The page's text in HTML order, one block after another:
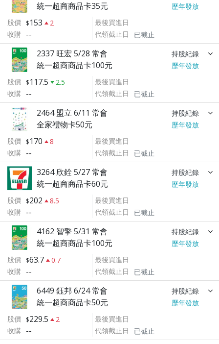
統一超商商品卡35元
歷年發放
股價
153
2
收購 --
最後買進日
代領截止日
已截止
2337 旺宏 5/28 常會 持股紀錄
統一超商商品卡100元
歷年發放
股價
117.5
2.5
收購 --
最後買進日
代領截止日
已截止
2464 盟立 6/11 常會 持股紀錄
全家禮物卡50元
歷年發放
股價
170
8
收購 --
最後買進日
代領截止日
已截止
3264 欣銓 5/27 常會 持股紀錄
統一超商商品卡60元
歷年發放
股價
202
8.5
收購 --
最後買進日
代領截止日
已截止
4162 智擎 5/31 常會 持股紀錄
統一超商商品卡100元
歷年發放
股價
63.7
0.7
收購 --
最後買進日
代領截止日
已截止
6449 鈺邦 6/24 常會 持股紀錄
統一超商商品卡50元
歷年發放
股價
229.5
2
收購 --
最後買進日
代領截止日
已截止